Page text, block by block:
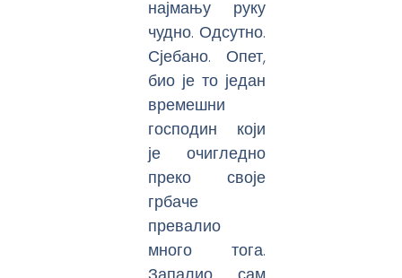
најмању руку
чудно. Одсутно.
Сјебано. Опет,
био је то један
времешни
господин који
је очигледно
преко своје
грбаче
превалио
много тога.